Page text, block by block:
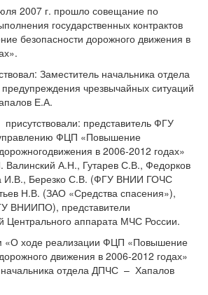
2007 г. прошло совещание по
государственных контрактов
безопасности дорожного движения в
Заместитель начальника отдела
чрезвычайных ситуаций
Е.А.
представитель ФГУ
ФЦП «Повышение
в 2006-2012 годах»
Валинский А.Н., Гутарев С.В., Федорков
И.В., Березко С.В. (ФГУ ВНИИ ГОЧС
Н.В. (ЗАО «Средства спасения»),
ВНИИПО), представители
Центрального аппарата МЧС России.
«О ходе реализации ФЦП «Повышение
движения в 2006-2012 годах»
начальника отдела ДПЧС – Хапалов